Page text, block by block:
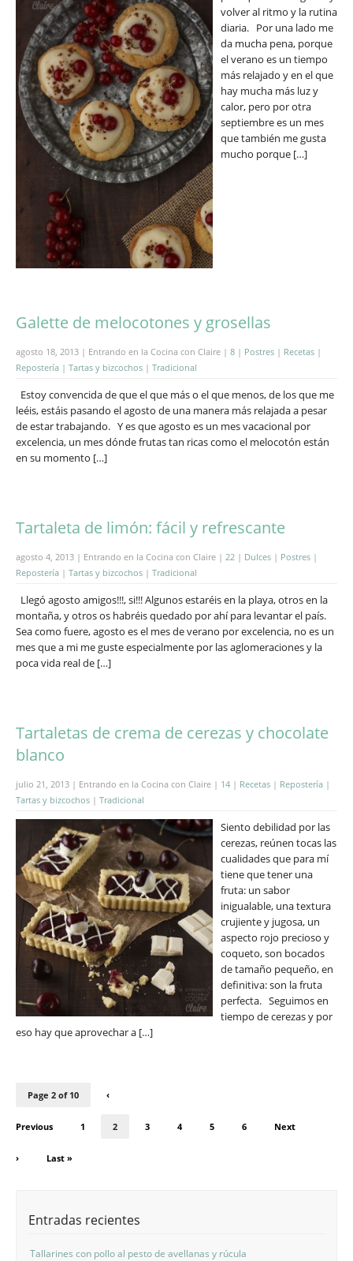
volver al ritmo y la rutina
diaria. Por una lado me
da mucha pena, porque
el verano es un tiempo
más relajado y en el que
hay mucha más luz y
calor, pero por otra
septiembre es un mes
que también me gusta
mucho porque […]
Galette de melocotones y grosellas
agosto 18, 2013 | Entrando en la Cocina con Claire | 8 | Postres | Recetas |
Repostería | Tartas y bizcochos | Tradicional
Estoy convencida de que el que más o el que menos, de los que me
leéis, estáis pasando el agosto de una manera más relajada a pesar
de estar trabajando. Y es que agosto es un mes vacacional por
excelencia, un mes dónde frutas tan ricas como el melocotón están
en su momento […]
Tartaleta de limón: fácil y refrescante
agosto 4, 2013 | Entrando en la Cocina con Claire | 22 | Dulces | Postres |
Repostería | Tartas y bizcochos | Tradicional
Llegó agosto amigos!!!, si!!! Algunos estaréis en la playa, otros en la
montaña, y otros os habréis quedado por ahí para levantar el país.
Sea como fuere, agosto es el mes de verano por excelencia, no es un
mes que a mi me guste especialmente por las aglomeraciones y la
poca vida real de […]
Tartaletas de crema de cerezas y chocolate
blanco
julio 21, 2013 | Entrando en la Cocina con Claire | 14 | Recetas | Repostería |
Tartas y bizcochos | Tradicional
Siento debilidad por las
cerezas, reúnen tocas las
cualidades que para mí
tiene que tener una
fruta: un sabor
inigualable, una textura
crujiente y jugosa, un
aspecto rojo precioso y
coqueto, son bocados
de tamaño pequeño, en
definitiva: son la fruta
perfecta. Seguimos en
tiempo de cerezas y por
eso hay que aprovechar a […]
Page 2 of 10 ‹
Previous 1 2 3 4 5 6 Next
› Last »
Entradas recientes
Tallarines con pollo al pesto de avellanas y rúcula